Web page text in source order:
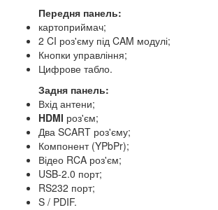
Передня панель:
картоприймач;
2 CI роз'єму під CAM модулі;
Кнопки управління;
Цифрове табло.
Задня панель:
Вхід антени;
HDMI роз'єм;
Два SCART роз'єму;
Компонент (YPbPr);
Відео RCA роз'єм;
USB-2.0 порт;
RS232 порт;
S / PDIF.